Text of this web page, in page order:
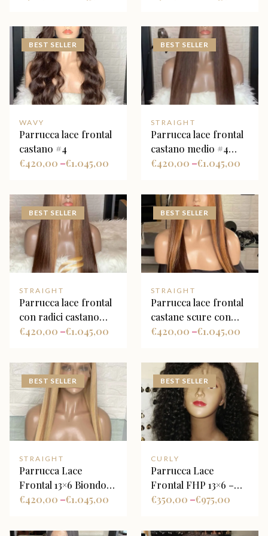
BEST SELLER
WAVY
Parrucca lace frontal
castano #4
420,00
€ – 1.045,00
€
BEST SELLER
STRAIGHT
Parrucca lace frontal
castano medio #4
liscia
420,00
€ – 1.045,00
€
BEST SELLER
STRAIGHT
Parrucca lace frontal
con radici castano
medio sfumate in
framing
420,00
€ – 1.045,00
€
BEST SELLER
STRAIGHT
Parrucca lace frontal
castane scure con
meches caramello
Balayage
420,00
€ – 1.045,00
€
BEST SELLER
STRAIGHT
Parrucca Lace
Frontal 13×6 Biondo
Platino con Riflessi
420,00
€ – 1.045,00
€
BEST SELLER
CURLY
Parrucca Lace
Frontal FHP 13×6 –
Deep Wave
350,00
€ – 975,00
€